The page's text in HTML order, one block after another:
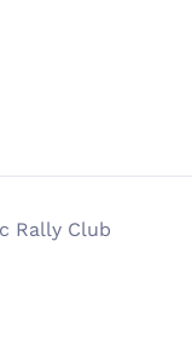
Rally Club